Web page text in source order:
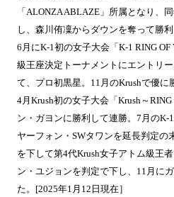
「ALONZA ABLAZE」所属となり、
し、森川侑凜からダウンを奪って勝
6月にK-1初の女子大会「K-1 RING
級王座決定トーナメントにエントリ
て、プロ初黒星。11月のKrushで優
4月Krush初の女子大会「Krush～
ン・ガヨンに勝利して連勝。7月のK-
ヤーフォン・SWタワンを延長判定の
を下して第4代Krush女子アトム級王
ン・ユジョンを判定で下し、11月に
た。[2025年1月12日現在］